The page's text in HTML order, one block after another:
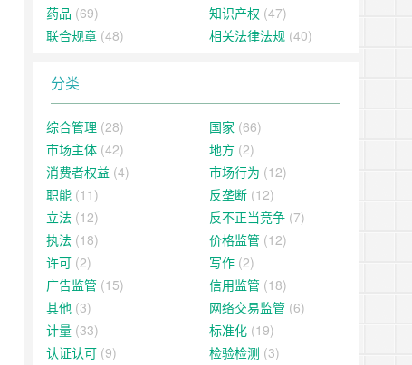
药品 (69) 知识产权 (47)
联合规章 (48) 相关法律法规 (40)
分类
综合管理 (28) 国家 (66)
市场主体 (42) 地方 (2)
消费者权益 (4) 市场行为 (12)
职能 (11) 反垄断 (12)
立法 (12) 反不正当竞争 (7)
执法 (18) 价格监管 (12)
许可 (2) 写作 (2)
广告监管 (15) 信用监管 (18)
其他 (3) 网络交易监管 (6)
计量 (33) 标准化 (19)
认证认可 (9) 检验检测 (3)